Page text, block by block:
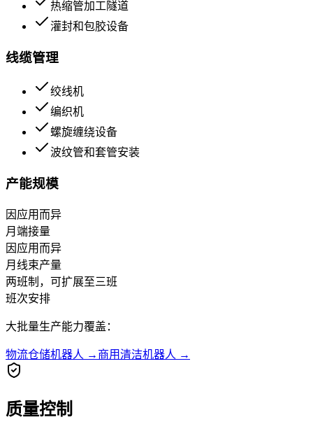
热缩管加工隧道
灌封和包胶设备
线缆管理
绞线机
编织机
螺旋缠绕设备
波纹管和套管安装
产能规模
因应用而异
月端接量
因应用而异
月线束产量
两班制，可扩展至三班
班次安排
大批量生产能力覆盖：
物流仓储机器人 → 商用清洁机器人 →
质量控制